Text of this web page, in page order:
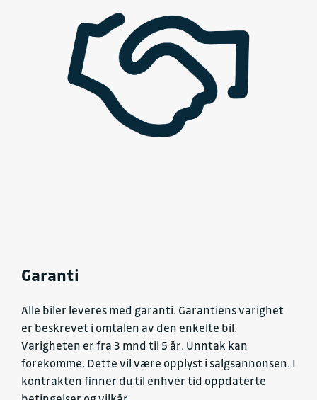
Garanti
Alle biler leveres med garanti. Garantiens varighet
er beskrevet i omtalen av den enkelte bil.
Varigheten er fra 3 mnd til 5 år. Unntak kan
forekomme. Dette vil være opplyst i salgsannonsen. I
kontrakten finner du til enhver tid oppdaterte